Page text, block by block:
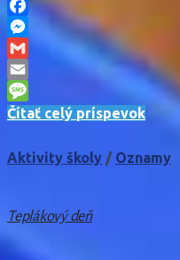
Facebook
Messenger
Gmail
Email
Message
Čítať celý príspevok
Aktivity školy / Oznamy
Teplákový deň